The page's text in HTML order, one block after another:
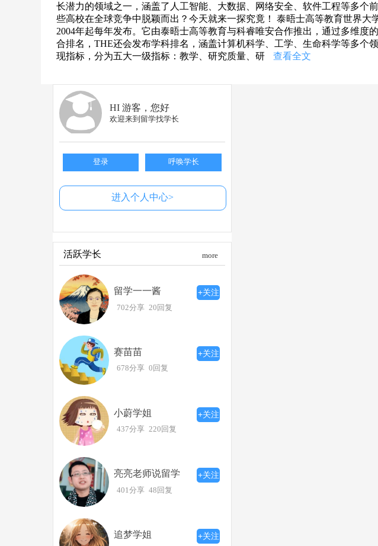
长潜力的领域之一，涵盖了人工智能、大数据、网络安全、软件工程等多个
些高校在全球竞争中脱颖而出？今天就来一探究竟！ 泰晤士高等教育世界大
2004年起每年发布。它由泰晤士高等教育与科睿唯安合作推出，通过多维度
合排名，THE还会发布学科排名，涵盖计算机科学、工学、生命科学等多个
现指标，分为五大一级指标：教学、研究质量、研
查看全文
HI 游客，您好
欢迎来到留学找学长
登录 呼唤学长
进入个人中心>
活跃学长 more
留学一一酱 +关注
702分享 20回复
赛苗苗 +关注
678分享 0回复
小蔚学姐 +关注
437分享 220回复
亮亮老师说留学 +关注
401分享 48回复
追梦学姐 +关注